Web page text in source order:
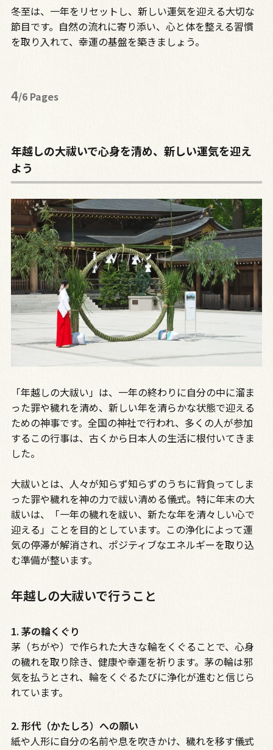
冬至は、一年をリセットし、新しい運気を迎える大切な
節目です。自然の流れに寄り添い、心と体を整える習慣
を取り入れて、幸運の基盤を築きましょう。
4/6 Pages
年越しの大祓いで心身を清め、新しい運気を迎え
よう
「年越しの大祓い」は、一年の終わりに自分の中に溜ま
った罪や穢れを清め、新しい年を清らかな状態で迎える
ための神事です。全国の神社で行われ、多くの人が参加
するこの行事は、古くから日本人の生活に根付いてきま
した。
大祓いとは、人々が知らず知らずのうちに背負ってしま
った罪や穢れを神の力で祓い清める儀式。特に年末の大
祓いは、「一年の穢れを祓い、新たな年を清々しい心で
迎える」ことを目的としています。この浄化によって運
気の停滞が解消され、ポジティブなエネルギーを取り込
む準備が整います。
年越しの大祓いで行うこと
1. 茅の輪くぐり
茅（ちがや）で作られた大きな輪をくぐることで、心身
の穢れを取り除き、健康や幸運を祈ります。茅の輪は邪
気を払うとされ、輪をくぐるたびに浄化が進むと信じら
れています。
2. 形代（かたしろ）への願い
紙や人形に自分の名前や息を吹きかけ、穢れを移す儀式